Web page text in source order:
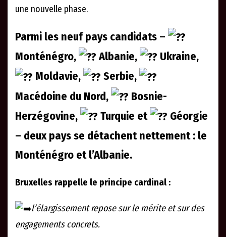
une nouvelle phase.
Parmi les neuf pays candidats –
Monténégro,
Albanie,
Ukraine,
Moldavie,
Serbie,
Macédoine du Nord,
Bosnie-
Herzégovine,
Turquie et
Géorgie
– deux pays se détachent nettement : le
Monténégro et l’Albanie.
Bruxelles rappelle le principe cardinal :
l’élargissement repose sur le mérite et sur des
engagements concrets.